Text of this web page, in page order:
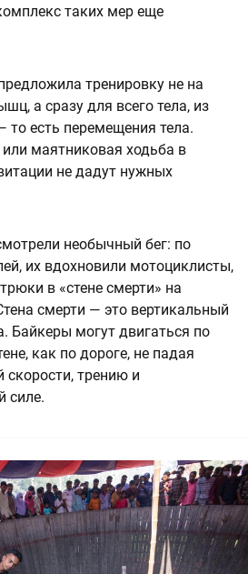
таких мер еще
тренировку не на
а сразу для всего тела, из
то есть перемещения тела.
маятниковая ходьба в
не дадут нужных
необычный бег: по
их вдохновили мотоциклисты,
в «стене смерти» на
смерти — это вертикальный
Байкеры могут двигаться по
как по дороге, не падая
скорости, трению и
силе.